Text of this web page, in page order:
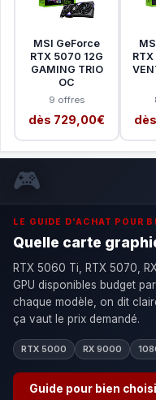
MSI GeForce
RTX 5070 12G
GAMING TRIO
OC
9 offres
dès 729,00€
🎮
LE GUIDE D'ACHAT POUR
Quelle carte
RTX 5060 Ti, RTX 5070,
GPU disponibles budget
chaque modèle, on dit
ça vaut le prix demandé.
RTX 5000 RX 9000
Guide pour bien